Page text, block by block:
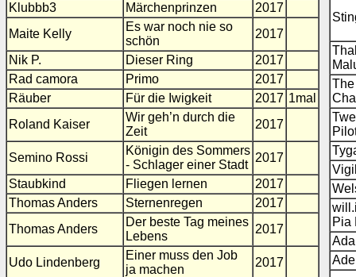
Klubbb3
Märchenprinzen
2017
Maite Kelly
Es war noch nie so
schön
2017
Nik P.
Dieser Ring
2017
Rad camora
Primo
2017
Räuber
Für die Iwigkeit 2017 1mal
Roland Kaiser
Wir geh’n durch die
Zeit
2017
Semino Rossi
Königin des Sommers
- Schlager einer Stadt
2017
Staubkind
Fliegen lernen
2017
Thomas Anders
Sternenregen
2017
Thomas Anders
Der beste Tag meines
Lebens
2017
Udo Lindenberg
Einer muss den Job
ja machen
2017
The
Pia